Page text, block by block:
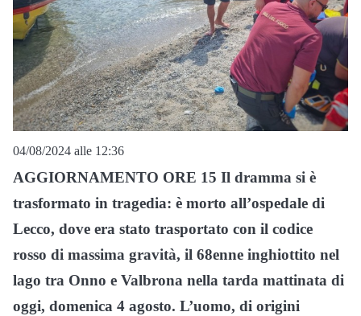
04/08/2024 alle 12:36
AGGIORNAMENTO ORE 15 Il dramma si è
trasformato in tragedia: è morto all’ospedale di
Lecco, dove era stato trasportato con il codice
rosso di massima gravità, il 68enne inghiottito nel
lago tra Onno e Valbrona nella tarda mattinata di
oggi, domenica 4 agosto. L’uomo, di origini